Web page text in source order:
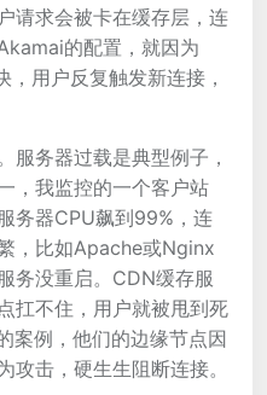
请求会被卡在缓存层，连
的配置，就因为
用户反复触发新连接，
服务器过载是典型例子，
，我监控的一个客户站
务器CPU飙到99%，连
，比如Apache或Nginx
务没重启。CDN缓存服
扛不住，用户就被甩到死
案例，他们的边缘节点因
攻击，硬生生阻断连接。